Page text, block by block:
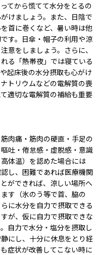
てから慌てて水分をとるの
けましょう。また、日陰で
首に巻くなど、暑い時は他
す。日傘・帽子の利用や涼
意をしましょう。さらに、
る「熱帯夜」では寝ている
起床後の水分摂取も心がけ
トリウムなどの電解質の喪
適切な電解質の補給も重要
肉痛・筋肉の硬直・手足の
吐・倦怠感・虚脱感・意識
体温）を認めた場合には
し、困難であれば医療機関
ができれば、涼しい場所へ
す（氷のう等で首、脇の
に水分を自力で摂取できる
が、仮に自力で摂取できな
自力で水分・塩分を摂取し
にし、十分に休息をとり経
症状が改善してこない時に